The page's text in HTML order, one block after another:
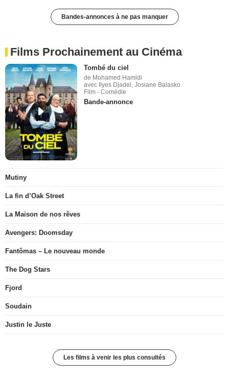
Bandes-annonces à ne pas manquer
Films Prochainement au Cinéma
Tombé du ciel
de Mohamed Hamidi
avec Ilyes Djadel, Josiane Balasko
Film - Comédie
Bande-annonce
Mutiny
La fin d’Oak Street
La Maison de nos rêves
Avengers: Doomsday
Fantômas – Le nouveau monde
The Dog Stars
Fjord
Soudain
Justin le Juste
Les films à venir les plus consultés